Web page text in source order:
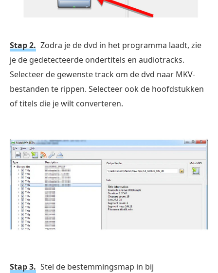
Stap 2. Zodra je de dvd in het programma laadt, zie
je de gedetecteerde ondertitels en audiotracks.
Selecteer de gewenste track om de dvd naar MKV-
bestanden te rippen. Selecteer ook de hoofdstukken
of titels die je wilt converteren.
Stap 3. Stel de bestemmingsmap in bij